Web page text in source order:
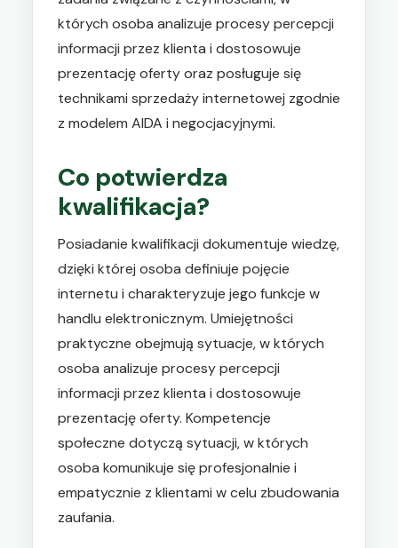
których osoba analizuje procesy percepcji
informacji przez klienta i dostosowuje
prezentację oferty oraz posługuje się
technikami sprzedaży internetowej zgodnie
z modelem AIDA i negocjacyjnymi.
Co potwierdza
kwalifikacja?
Posiadanie kwalifikacji dokumentuje wiedzę,
dzięki której osoba definiuje pojęcie
internetu i charakteryzuje jego funkcje w
handlu elektronicznym. Umiejętności
praktyczne obejmują sytuacje, w których
osoba analizuje procesy percepcji
informacji przez klienta i dostosowuje
prezentację oferty. Kompetencje
społeczne dotyczą sytuacji, w których
osoba komunikuje się profesjonalnie i
empatycznie z klientami w celu zbudowania
zaufania.